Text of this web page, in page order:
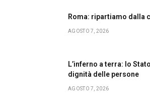
Roma: ripartiamo dalla
AGOSTO 7, 2026
L’inferno a terra: lo
dignità delle persone
AGOSTO 7, 2026